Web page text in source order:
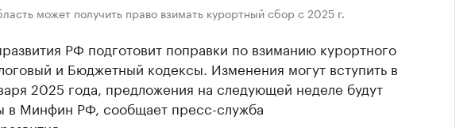
может получить право взимать курортный сбор с 2025 г.
РФ подготовит поправки по взиманию курортного
и Бюджетный кодексы. Изменения могут вступить в
2025 года, предложения на следующей неделе будут
в Минфин РФ, сообщает пресс-служба